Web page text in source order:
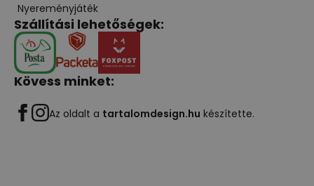
Nyereményjáték
Szállítási lehetőségek:
Kövess minket:
Az oldalt a tartalomdesign.hu készítette.